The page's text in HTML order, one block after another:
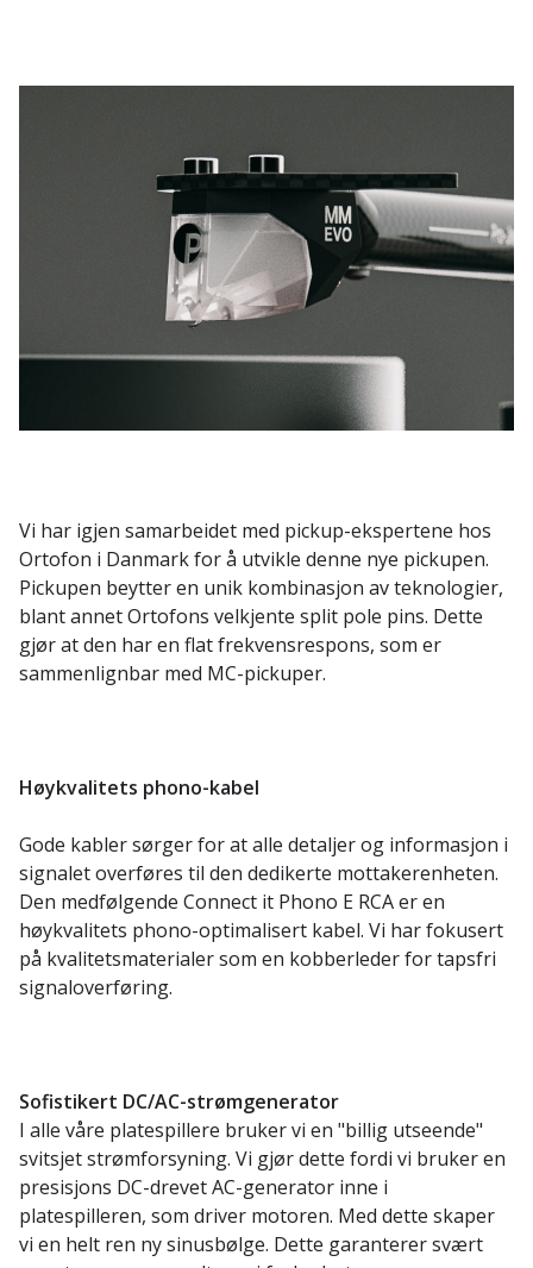
Vi har igjen samarbeidet med pickup-ekspertene hos
Ortofon i Danmark for å utvikle denne nye pickupen.
Pickupen beytter en unik kombinasjon av teknologier,
blant annet Ortofons velkjente split pole pins. Dette
gjør at den har en flat frekvensrespons, som er
sammenlignbar med MC-pickuper.
Høykvalitets phono-kabel
Gode kabler sørger for at alle detaljer og informasjon i
signalet overføres til den dedikerte mottakerenheten.
Den medfølgende Connect it Phono E RCA er en
høykvalitets phono-optimalisert kabel. Vi har fokusert
på kvalitetsmaterialer som en kobberleder for tapsfri
signaloverføring.
Sofistikert DC/AC-strømgenerator
I alle våre platespillere bruker vi en "billig utseende"
svitsjet strømforsyning. Vi gjør dette fordi vi bruker en
presisjons DC-drevet AC-generator inne i
platespilleren, som driver motoren. Med dette skaper
vi en helt ren ny sinusbølge. Dette garanterer svært